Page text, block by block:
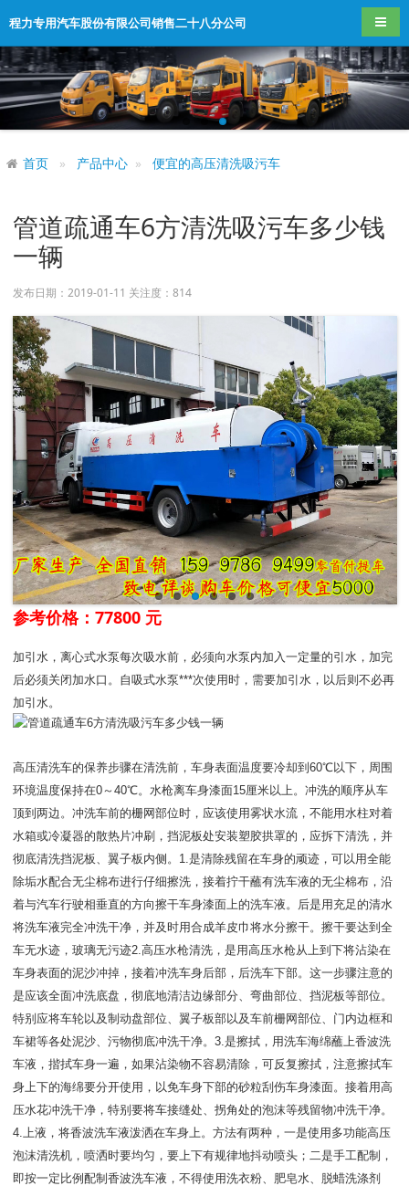
程力专用汽车股份有限公司销售二十八分公司 导航
首页 产品中心 便宜的高压清洗吸污车
管道疏通车6方清洗吸污车多少钱
一辆
发布日期：2019-01-11 关注度： 814
参考价格：77800 元
加引水，离心式水泵每次吸水前，必须向水泵内加入一定量的引水，加完
后必须关闭加水口。自吸式水泵***次使用时，需要加引水，以后则不必再
加引水。
高压清洗车的保养步骤在清洗前，车身表面温度要冷却到60℃以下，周围
环境温度保持在0～40℃。水枪离车身漆面15厘米以上。冲洗的顺序从车
顶到两边。冲洗车前的栅网部位时，应该使用雾状水流，不能用水柱对着
水箱或冷凝器的散热片冲刷，挡泥板处安装塑胶拱罩的，应拆下清洗，并
彻底清洗挡泥板、翼子板内侧。1.是清除残留在车身的顽迹，可以用全能
除垢水配合无尘棉布进行仔细擦洗，接着拧干蘸有洗车液的无尘棉布，沿
着与汽车行驶相垂直的方向擦干车身漆面上的洗车液。后是用充足的清水
将洗车液完全冲洗干净，并及时用合成羊皮巾将水分擦干。擦干要达到全
车无水迹，玻璃无污迹2.高压水枪清洗，是用高压水枪从上到下将沾染在
车身表面的泥沙冲掉，接着冲洗车身后部，后洗车下部。这一步骤注意的
是应该全面冲洗底盘，彻底地清洁边缘部分、弯曲部位、挡泥板等部位。
特别应将车轮以及制动盘部位、翼子板部以及车前栅网部位、门内边框和
车裙等各处泥沙、污物彻底冲洗干净。3.是擦拭，用洗车海绵蘸上香波洗
车液，揩拭车身一遍，如果沾染物不容易清除，可反复擦拭，注意擦拭车
身上下的海绵要分开使用，以免车身下部的砂粒刮伤车身漆面。接着用高
压水花冲洗干净，特别要将车接缝处、拐角处的泡沫等残留物冲洗干净。
4.上液，将香波洗车液泼洒在车身上。方法有两种，一是使用多功能高压
泡沫清洗机，喷洒时要均匀，要上下有规律地抖动喷头；二是手工配制，
即按一定比例配制香波洗车液，不得使用洗衣粉、肥皂水、脱蜡洗涤剂